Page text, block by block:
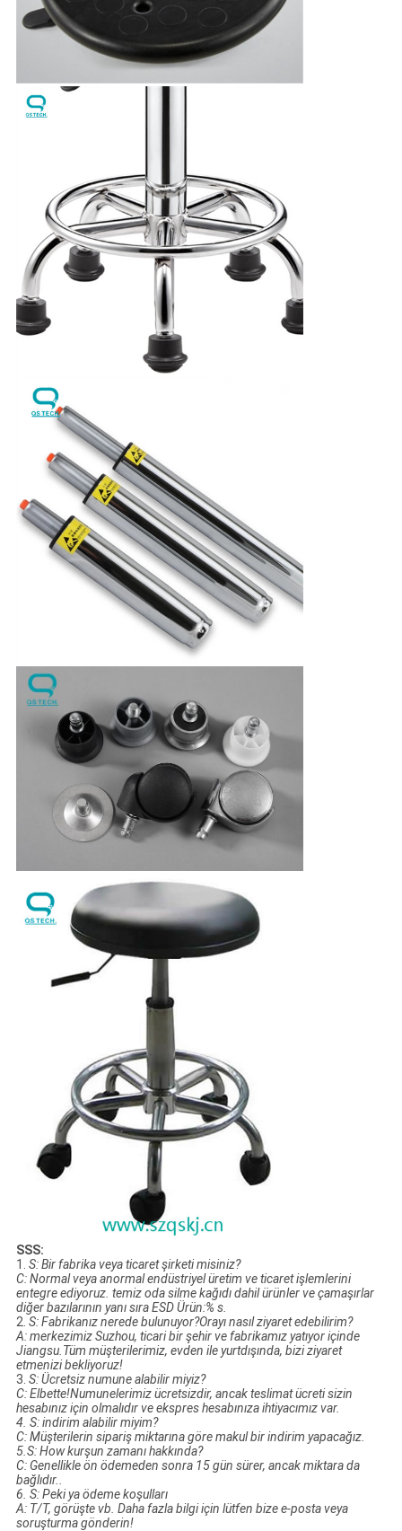
SSS:
1. S: Bir fabrika veya ticaret şirketi misiniz?
C: Normal veya anormal endüstriyel üretim ve ticaret işlemlerini
entegre ediyoruz. temiz odasilme kağıdı dahil ürünlerveçamaşırlar
diğer bazılarının yanı sıraESDÜrün:% s.
2. S: Fabrikanız nerede bulunuyor?Orayı nasıl ziyaret edebilirim?
A: merkezimizSuzhou, ticari bir şehir ve fabrikamız yatıyoriçinde
Jiangsu.Tüm müşterilerimiz, evden ileyurtdışında, bizi ziyaret
etmenizi bekliyoruz!
3. S: Ücretsiz numune alabilir miyiz?
C: Elbette!Numunelerimiz ücretsizdir, ancak teslimat ücreti sizin
hesabınız için olmalıdır ve ekspres hesabınıza ihtiyacımız var.
4 S: indirim alabilir miyim?
C: Müşterilerin sipariş miktarına göre makul bir indirim yapacağız.
5.S: How kurşun zamanı hakkında?
C: Genellikle ön ödemeden sonra 15 gün sürer, ancak miktara da
bağlıdır.
6 S: Peki ya ödeme koşulları
A: T/T, görüşte vb. Daha fazla bilgi için lütfen bize e-posta veya
soruşturma gönderin!